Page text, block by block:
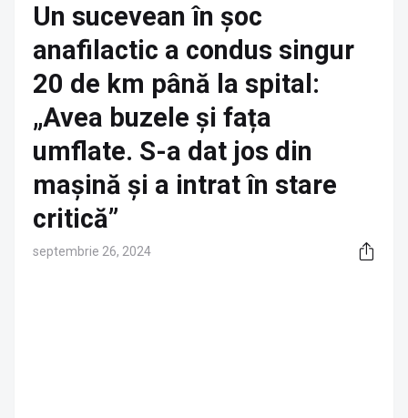
Un sucevean în șoc
anafilactic a condus singur
20 de km până la spital:
„Avea buzele și fața
umflate. S-a dat jos din
mașină și a intrat în stare
critică”
septembrie 26, 2024